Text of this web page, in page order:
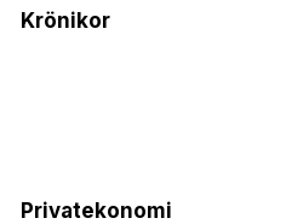
Krönikor
Privatekonomi